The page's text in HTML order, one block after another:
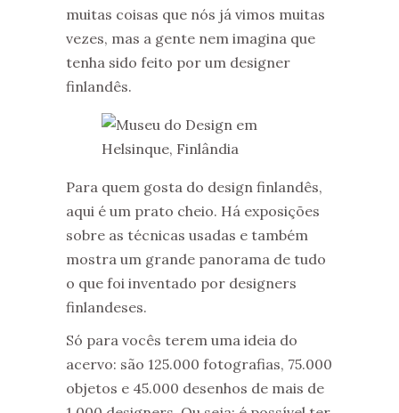
muitas coisas que nós já vimos muitas
vezes, mas a gente nem imagina que
tenha sido feito por um designer
finlandês.
Para quem gosta do design finlandês,
aqui é um prato cheio. Há exposições
sobre as técnicas usadas e também
mostra um grande panorama de tudo
o que foi inventado por designers
finlandeses.
Só para vocês terem uma ideia do
acervo: são 125.000 fotografias, 75.000
objetos e 45.000 desenhos de mais de